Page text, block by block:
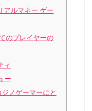
アルマネー ゲー
のプレイヤーの
ィ
ー
ノゲーマーにと